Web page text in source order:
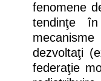
fenomene
tendinţe
dezvoltaţi
federaţie